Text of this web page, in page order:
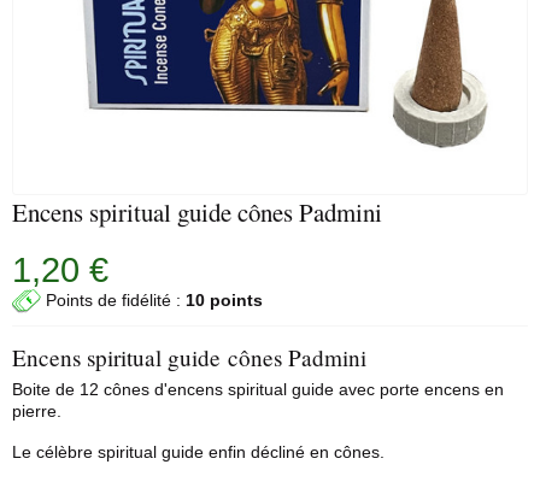
Encens spiritual guide cônes Padmini
1,20 €
Points de fidélité : 10 points
Encens spiritual guide cônes Padmini
Boite de 12 cônes d'encens spiritual guide avec porte encens en
pierre.
Le célèbre spiritual guide enfin décliné en cônes.